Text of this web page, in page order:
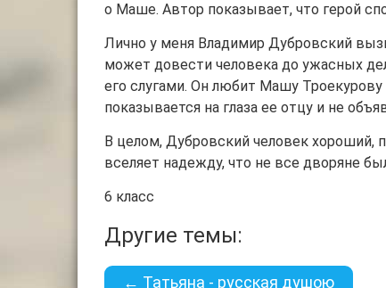
о Маше. Автор показывает, что герой
Лично у меня Владимир Дубровский
может довести человека до ужасных
его слугами. Он любит Машу
показывается на глаза ее отцу и не
В целом, Дубровский человек
вселяет надежду, что не все дворяне
6 класс
Другие темы:
← Татьяна - русская душою